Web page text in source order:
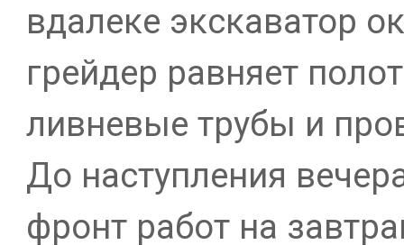
вдалеке экскаватор
грейдер равняет
ливневые трубы и
До наступления
фронт работ на